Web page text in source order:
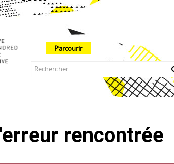
Parcourir
rencontrée